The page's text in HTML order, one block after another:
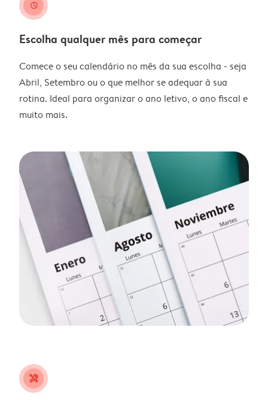
clock
Escolha qualquer mês para começar
Comece o seu calendário no mês da sua escolha - seja
Abril, Setembro ou o que melhor se adequar à sua
rotina. Ideal para organizar o ano letivo, o ano fiscal e
muito mais.
tools